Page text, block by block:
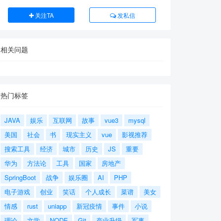
关注TA 发私信
相关问题
热门标签
JAVA 娱乐 互联网 故事 vue3
mysql
美国
社会 书 现实主义 vue
影视推荐
搜索工具
经济 城市 历史 JS
重要
华为
方法论 工具 国家
房地产
SpringBoot
战争 娱乐圈 AI
PHP
电子游戏
创业 笑话 个人成长 菜谱
美女
情感
rust uniapp 新冠疫情 事件
小说